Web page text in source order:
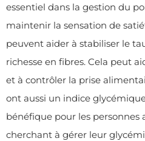
essentiel dans la gestion du
maintenir la sensation de
peuvent aider à stabiliser le
richesse en fibres. Cela peut
et à contrôler la prise
ont aussi un indice
bénéfique pour les personnes
cherchant à gérer leur